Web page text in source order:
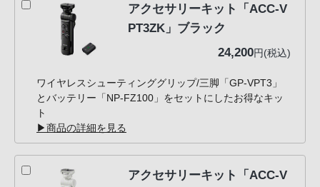
アクセサリーキット「ACC-V
PT3ZK」ブラック
24,200円(税込)
ワイヤレスシューティンググリップ/三脚「GP-VPT3」
とバッテリー「NP-FZ100」をセットにしたお得なキッ
ト
▶商品の詳細を見る
アクセサリーキット「ACC-V